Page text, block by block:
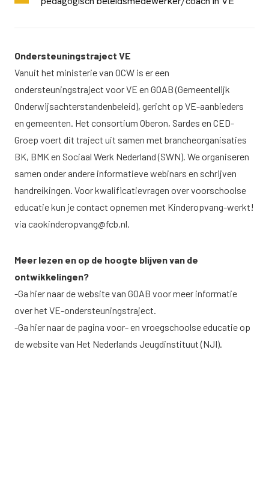
Ondersteuningstraject VE
Vanuit het ministerie van OCW is er een
ondersteuningstraject voor VE en GOAB (Gemeentelijk
Onderwijsachterstandenbeleid), gericht op VE-aanbieders
en gemeenten. Het consortium Oberon, Sardes en CED-
Groep voert dit traject uit samen met brancheorganisaties
BK, BMK en Sociaal Werk Nederland (SWN). We organiseren
samen onder andere informatieve webinars en schrijven
handreikingen. Voor kwalificatievragen over voorschoolse
educatie kun je contact opnemen met Kinderopvang-werkt!
via caokinderopvang@fcb.nl.
Meer lezen en op de hoogte blijven van de
ontwikkelingen?
-Ga hiernaar de website van GOAB voor meer informatie
over het VE-ondersteuningstraject.
-Ga hiernaar de pagina voor- en vroegschoolse educatie op
de website van Het Nederlands Jeugdinstituut (NJI).